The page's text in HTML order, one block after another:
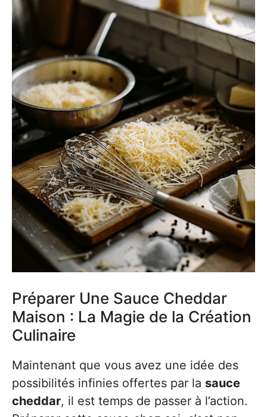
Préparer Une Sauce Cheddar
Maison : La Magie de la Création
Culinaire
Maintenant que vous avez une idée des
possibilités infinies offertes par la sauce
cheddar, il est temps de passer à l’action.